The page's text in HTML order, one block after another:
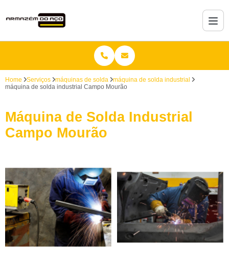
Home Serviços máquinas de solda
máquina de solda industrial
máquina de solda industrial Campo Mourão
Máquina de Solda Industrial
Campo Mourão